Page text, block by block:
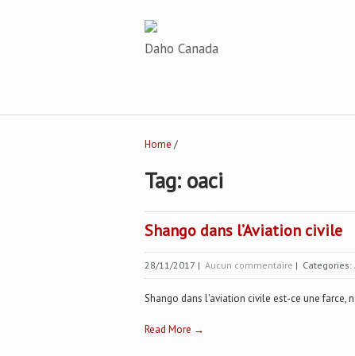
Daho Canada
Home /
Tag: oaci
Shango dans l’Aviation civile
28/11/2017 | Aucun commentaire | Categories:
Shango dans l'aviation civile est-ce une farce,
Read More →